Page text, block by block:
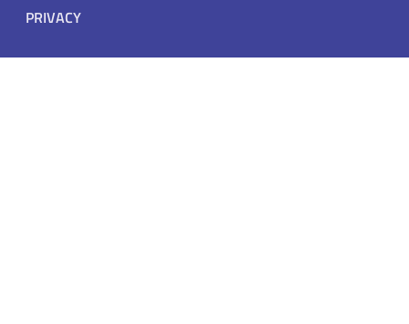
PRIVACY